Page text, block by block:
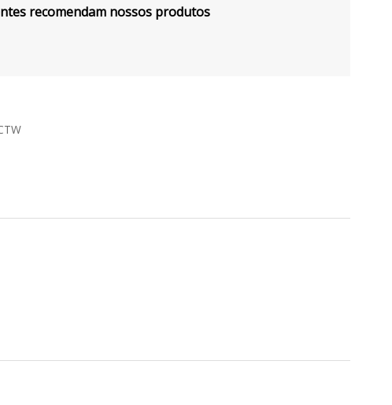
recomendam nossos produtos